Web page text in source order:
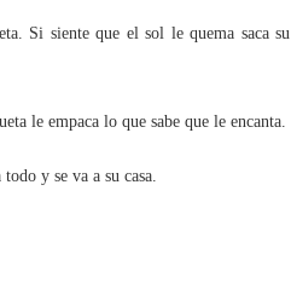
Si siente que el sol le quema saca su
le empaca lo que sabe que le encanta.
y se va a su casa.